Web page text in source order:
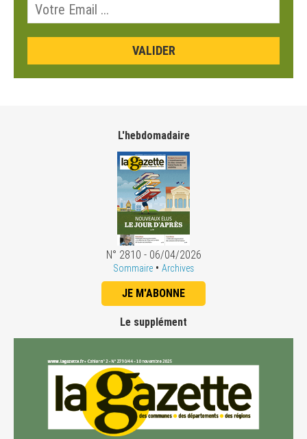
L'hebdomadaire
N° 2810 - 06/04/2026
Sommaire • Archives
JE M'ABONNE
Le supplément